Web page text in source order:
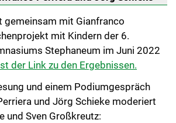
gemeinsam mit Gianfranco
mit Kindern der 6.
Stephaneum im Juni 2022
der Link zu den Ergebnissen.
und einem Podiumgespräch
und Jörg Schieke moderiert
und Sven Großkreutz: